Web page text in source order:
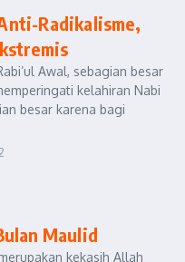
Radikalisme,
Awal, sebagian besar
kelahiran Nabi
besar karena bagi
Maulid
kekasih Allah